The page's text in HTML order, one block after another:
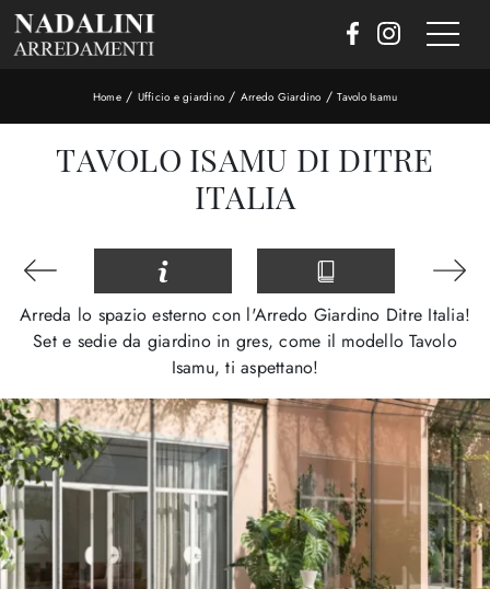
Home/ Ufficio e giardino / Arredo Giardino /Tavolo Isamu
TAVOLO ISAMU DI DITRE
ITALIA
Arreda lo spazio esterno con l'Arredo Giardino Ditre Italia!
Set e sedie da giardino in gres, come il modello Tavolo
Isamu, ti aspettano!